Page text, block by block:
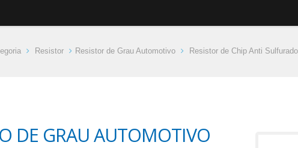
Resistor Resistor de Grau Automotivo Resistor de Chip Anti
DE GRAU AUTOMOTIVO